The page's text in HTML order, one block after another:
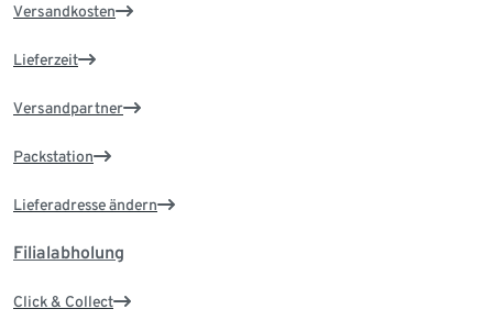
Versandkosten
Lieferzeit
Versandpartner
Packstation
Lieferadresse ändern
Filialabholung
Click & Collect